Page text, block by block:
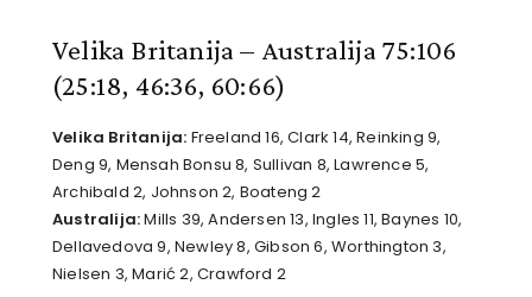
Velika Britanija – Australija 75:106
(25:18, 46:36, 60:66)
Velika Britanija: Freeland 16, Clark 14, Reinking 9,
Deng 9, Mensah Bonsu 8, Sullivan 8, Lawrence 5,
Archibald 2, Johnson 2, Boateng 2
Australija:Mills 39, Andersen 13, Ingles 11, Baynes 10,
Dellavedova 9, Newley 8, Gibson 6, Worthington 3,
Nielsen 3, Marić 2, Crawford 2